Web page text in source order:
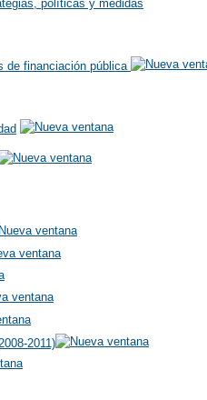
políticas y medidas
de financiación pública
2011)